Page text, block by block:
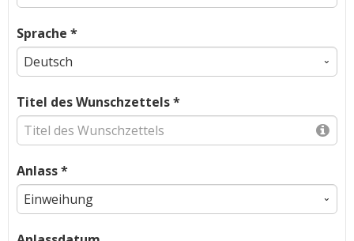
Sprache *
Titel des Wunschzettels *
Anlass *